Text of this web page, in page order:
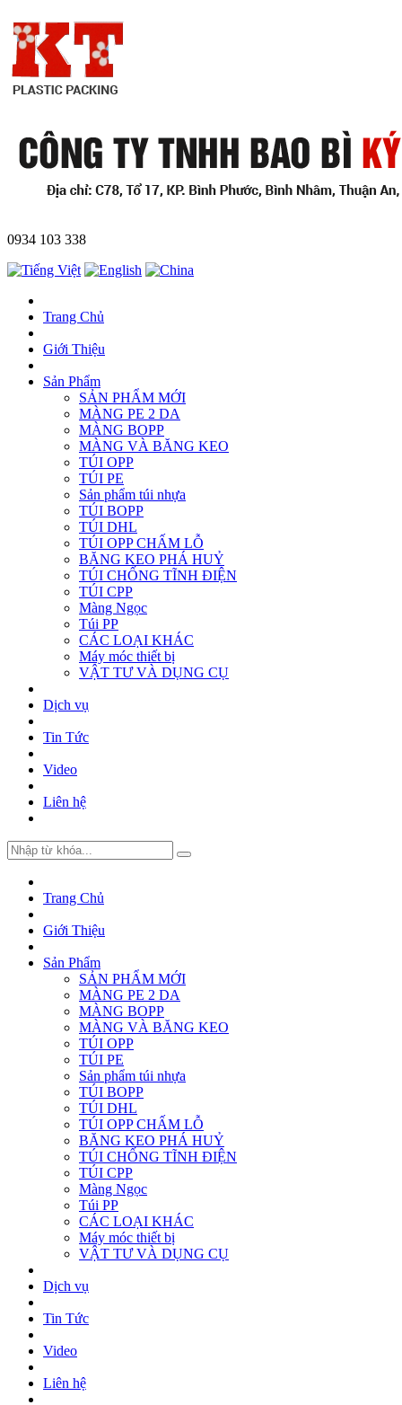
0934 103 338
Trang Chủ
Giới Thiệu
Sản Phẩm
SẢN PHẨM MỚI
MÀNG PE 2 DA
MÀNG BOPP
MÀNG VÀ BĂNG KEO
TÚI OPP
TÚI PE
Sản phẩm túi nhựa
TÚI BOPP
TÚI DHL
TÚI OPP CHẤM LỖ
BĂNG KEO PHÁ HUỶ
TÚI CHỐNG TĨNH ĐIỆN
TÚI CPP
Màng Ngọc
Túi PP
CÁC LOẠI KHÁC
Máy móc thiết bị
VẬT TƯ VÀ DỤNG CỤ
Dịch vụ
Tin Tức
Video
Liên hệ
Trang Chủ
Giới Thiệu
Sản Phẩm
SẢN PHẨM MỚI
MÀNG PE 2 DA
MÀNG BOPP
MÀNG VÀ BĂNG KEO
TÚI OPP
TÚI PE
Sản phẩm túi nhựa
TÚI BOPP
TÚI DHL
TÚI OPP CHẤM LỖ
BĂNG KEO PHÁ HUỶ
TÚI CHỐNG TĨNH ĐIỆN
TÚI CPP
Màng Ngọc
Túi PP
CÁC LOẠI KHÁC
Máy móc thiết bị
VẬT TƯ VÀ DỤNG CỤ
Dịch vụ
Tin Tức
Video
Liên hệ